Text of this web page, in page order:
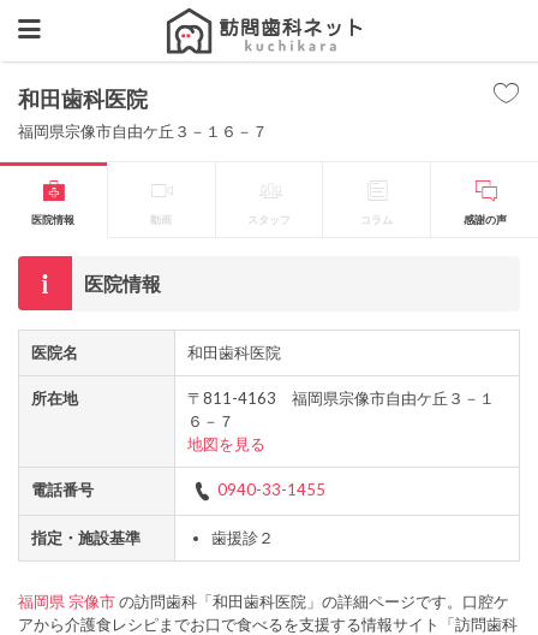
和田歯科医院
福岡県宗像市自由ケ丘３－１６－７
医院情報 動画 スタッフ コラム 感謝の声
医院情報
医院名 和田歯科医院
所在地
〒811-4163 福岡県宗像市自由ケ丘３－１
６－７
地図を見る
電話番号 0940-33-1455
指定・施設基準 歯援診２
福岡県 宗像市の訪問歯科「和田歯科医院」の詳細ページです。口腔ケ
アから介護食レシピまでお口で食べるを支援する情報サイト「訪問歯科